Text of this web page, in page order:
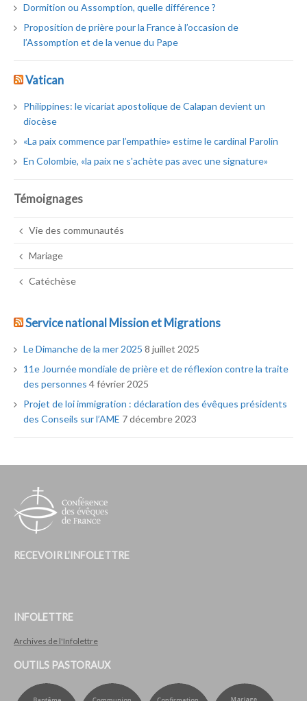
Dormition ou Assomption, quelle différence ?
Proposition de prière pour la France à l’occasion de
l’Assomption et de la venue du Pape
Vatican
Philippines: le vicariat apostolique de Calapan devient un
diocèse
«La paix commence par l’empathie» estime le cardinal Parolin
En Colombie, «la paix ne s'achète pas avec une signature»
Témoignages
Vie des communautés
Mariage
Catéchèse
Service national Mission et Migrations
Le Dimanche de la mer 2025 8 juillet 2025
11e Journée mondiale de prière et de réflexion contre la traite
des personnes 4 février 2025
Projet de loi immigration : déclaration des évêques présidents
des Conseils sur l’AME 7 décembre 2023
RECEVOIR L’INFOLETTRE
INFOLETTRE
Archives de l'Infolettre
OUTILS PASTORAUX